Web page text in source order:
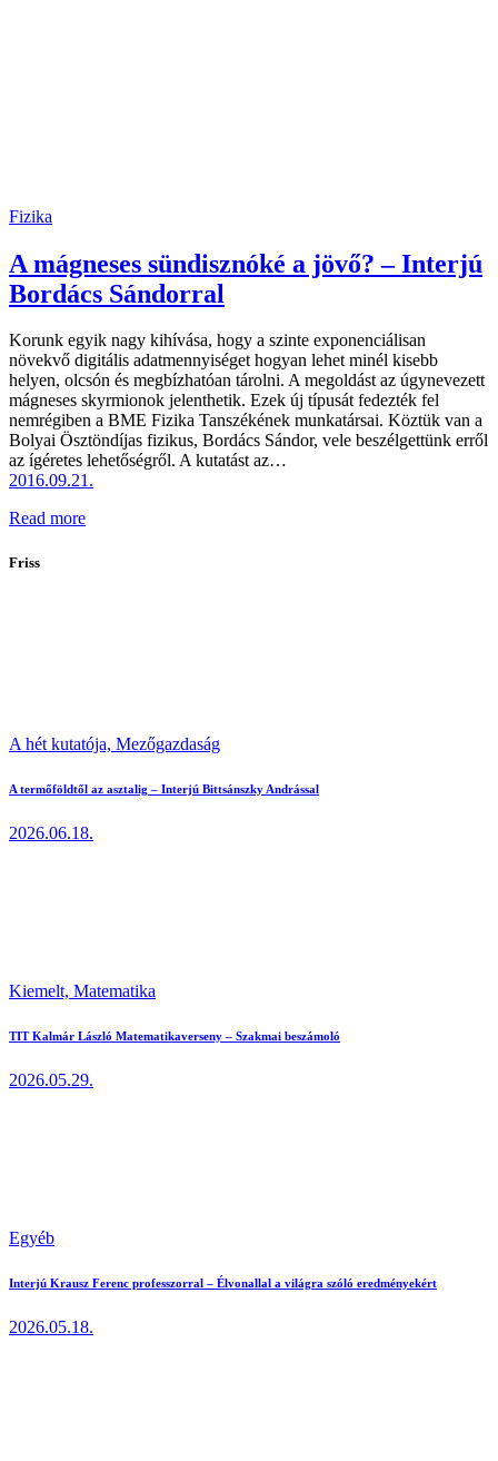
Fizika
A mágneses sündisznóké a jövő? – Interjú
Bordács Sándorral
Korunk egyik nagy kihívása, hogy a szinte exponenciálisan
növekvő digitális adatmennyiséget hogyan lehet minél kisebb
helyen, olcsón és megbízhatóan tárolni. A megoldást az úgynevezett
mágneses skyrmionok jelenthetik. Ezek új típusát fedezték fel
nemrégiben a BME Fizika Tanszékének munkatársai. Köztük van a
Bolyai Ösztöndíjas fizikus, Bordács Sándor, vele beszélgettünk erről
az ígéretes lehetőségről. A kutatást az…
2016.09.21.
Read more
Friss
A hét kutatója, Mezőgazdaság
A termőföldtől az asztalig – Interjú Bittsánszky Andrással
2026.06.18.
Kiemelt, Matematika
TIT Kalmár László Matematikaverseny – Szakmai beszámoló
2026.05.29.
Egyéb
Interjú Krausz Ferenc professzorral – Élvonallal a világra szóló eredményekért
2026.05.18.